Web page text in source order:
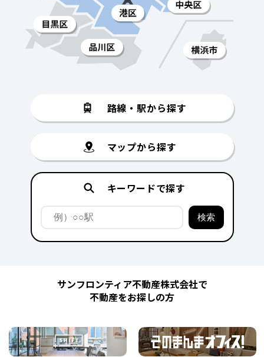
路線・駅から探す
マップから探す
キーワードで探す
サンフロンティア不動産株式会社で
不動産をお探しの方